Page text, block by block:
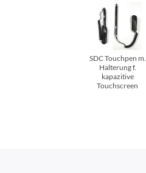
SDC Touchpen m.
Halterung f.
kapazitive
Touchscreen